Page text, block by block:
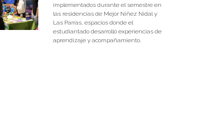
implementados durante el semestre en
las residencias de Mejor Niñez Nidal y
Las Parras, espacios donde el
estudiantado desarrolló experiencias de
aprendizaje y acompañamiento.